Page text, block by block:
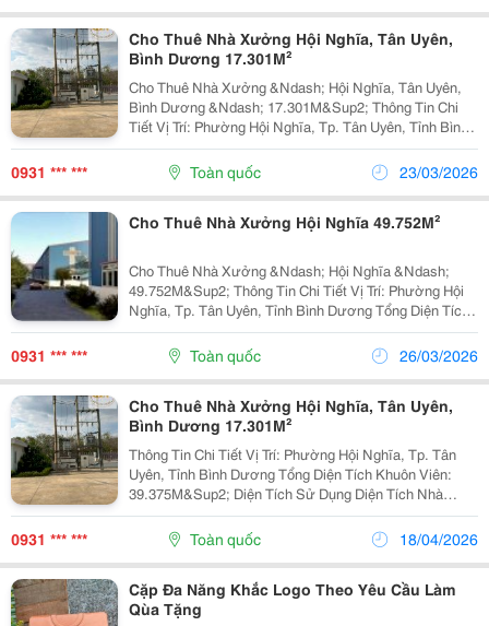
Cho Thuê Nhà Xưởng Hội Nghĩa, Tân Uyên,
Bình Dương 17.301M²
Cho Thuê Nhà Xưởng &Ndash; Hội Nghĩa, Tân Uyên,
Bình Dương &Ndash; 17.301M&Sup2; Thông Tin Chi
Tiết Vị Trí: Phường Hội Nghĩa, Tp. Tân Uyên, Tỉnh Bình
Dương Tổng Diện Tích Khuôn Viên: 39.375M&Sup2;
Diện Tích Sử Dụng Diện Tích Nhà Xưởng:...
0931 *** *** Toàn quốc 23/03/2026
Cho Thuê Nhà Xưởng Hội Nghĩa 49.752M²
Cho Thuê Nhà Xưởng &Ndash; Hội Nghĩa &Ndash;
49.752M&Sup2; Thông Tin Chi Tiết Vị Trí: Phường Hội
Nghĩa, Tp. Tân Uyên, Tỉnh Bình Dương Tổng Diện Tích
Khuôn Viên: 75.034M&Sup2; Diện Tích Sử Dụng Tổng
Diện Tích Xây Dựng: 49.752M&Sup2; Diện Tích Nhà...
0931 *** *** Toàn quốc 26/03/2026
Cho Thuê Nhà Xưởng Hội Nghĩa, Tân Uyên,
Bình Dương 17.301M²
Thông Tin Chi Tiết Vị Trí: Phường Hội Nghĩa, Tp. Tân
Uyên, Tỉnh Bình Dương Tổng Diện Tích Khuôn Viên:
39.375M&Sup2; Diện Tích Sử Dụng Diện Tích Nhà
Xưởng: 17.301M&Sup2; Xưởng 1: 1.806M&Sup2;
Xưởng 2: 4.193M&Sup2; Xưởng 3: 3.822M&Sup2;
Xưởng 4:...
0931 *** *** Toàn quốc 18/04/2026
Cặp Đa Năng Khắc Logo Theo Yêu Cầu Làm
Qùa Tặng